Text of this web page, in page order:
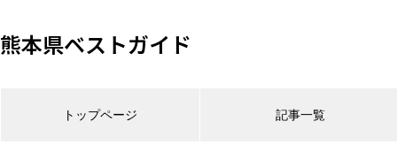
熊本県ベストガイド
トップページ 記事一覧